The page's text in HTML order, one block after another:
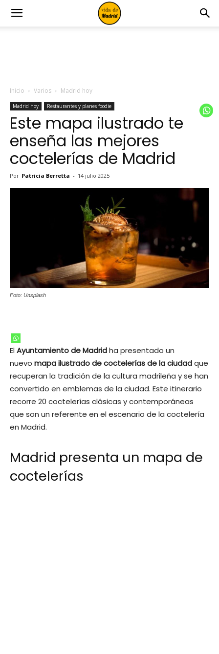
Inicio Varios Madrid hoy
Madrid hoy Restaurantes y planes foodie
Este mapa ilustrado te
enseña las mejores
coctelerías de Madrid
Por Patricia Berretta - 14 julio 2025
Foto: Unsplash
ElAyuntamiento de Madridha presentado un
nuevo mapa ilustrado de coctelerías de la ciudadque
recuperan la tradición de la cultura madrileña y se han
convertido en emblemas de la ciudad. Este itinerario
recorre 20 coctelerías clásicas y contemporáneas
que son un referente en el escenario de la coctelería
en Madrid.
Madrid presenta un mapa de
coctelerías